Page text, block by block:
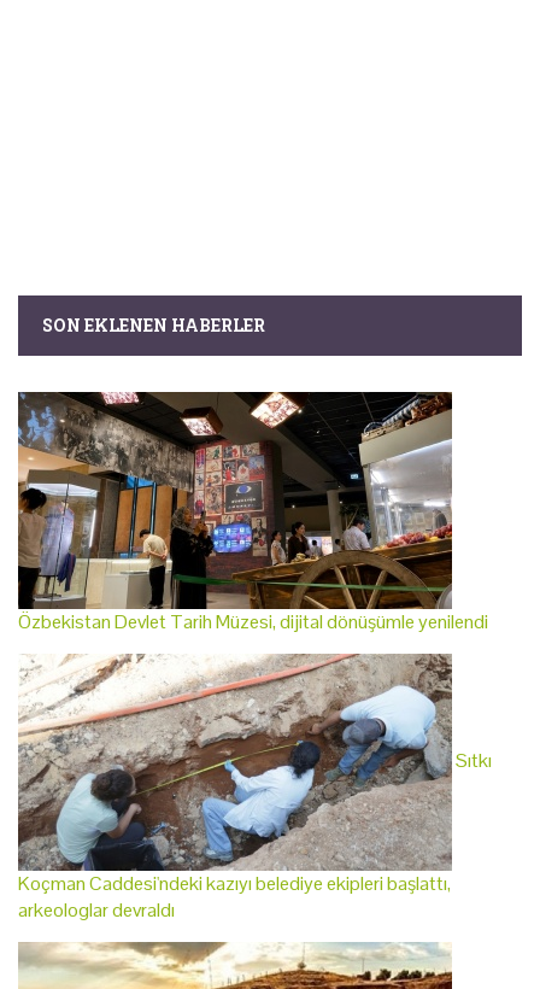
SON EKLENEN HABERLER
Özbekistan Devlet Tarih Müzesi, dijital dönüşümle yenilendi
Sıtkı
Koçman Caddesi'ndeki kazıyı belediye ekipleri başlattı,
arkeologlar devraldı